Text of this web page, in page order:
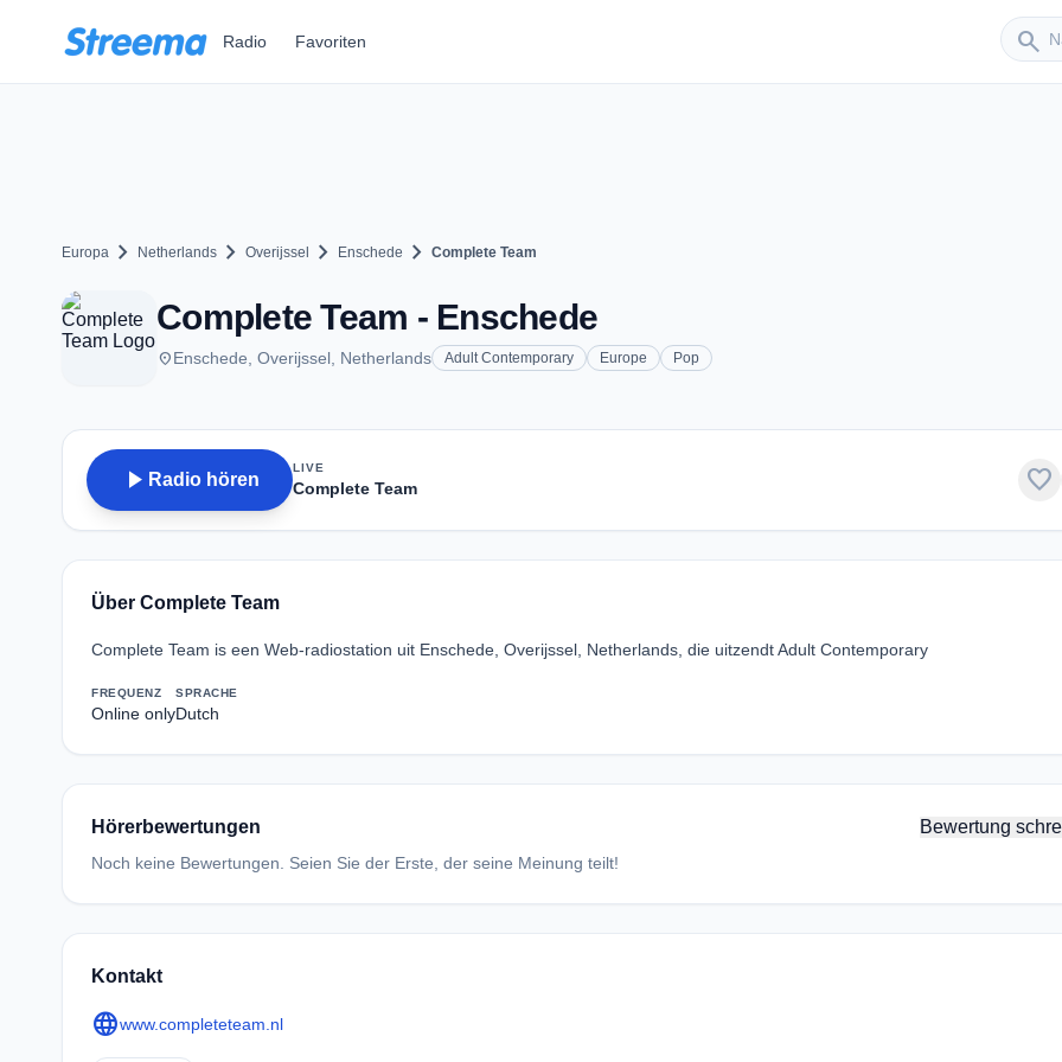
Radio Favoriten search
Europa chevron_right Netherlands chevron_right Overijssel chevron_right Enschede chevron_right Complete Team
Complete Team - Enschede
placeEnschede, Overijssel, Netherlands Adult Contemporary Europe Pop
play_arrow Radio hören
LIVE
Complete Team favorite
Über Complete Team
Complete Team is een Web-radiostation uit Enschede, Overijssel, Netherlands, die uitzendt Adult Contemporary
FREQUENZ
Online only
SPRACHE
Dutch
Hörerbewertungen Bewertung
Noch keine Bewertungen. Seien Sie der Erste, der seine Meinung teilt!
Kontakt
languagewww.completeteam.nl